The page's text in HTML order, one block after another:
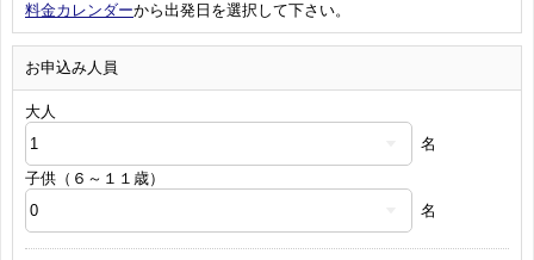
料金カレンダーから出発日を選択して下さい。
お申込み人員
大人
名
子供（６～１１歳）
名